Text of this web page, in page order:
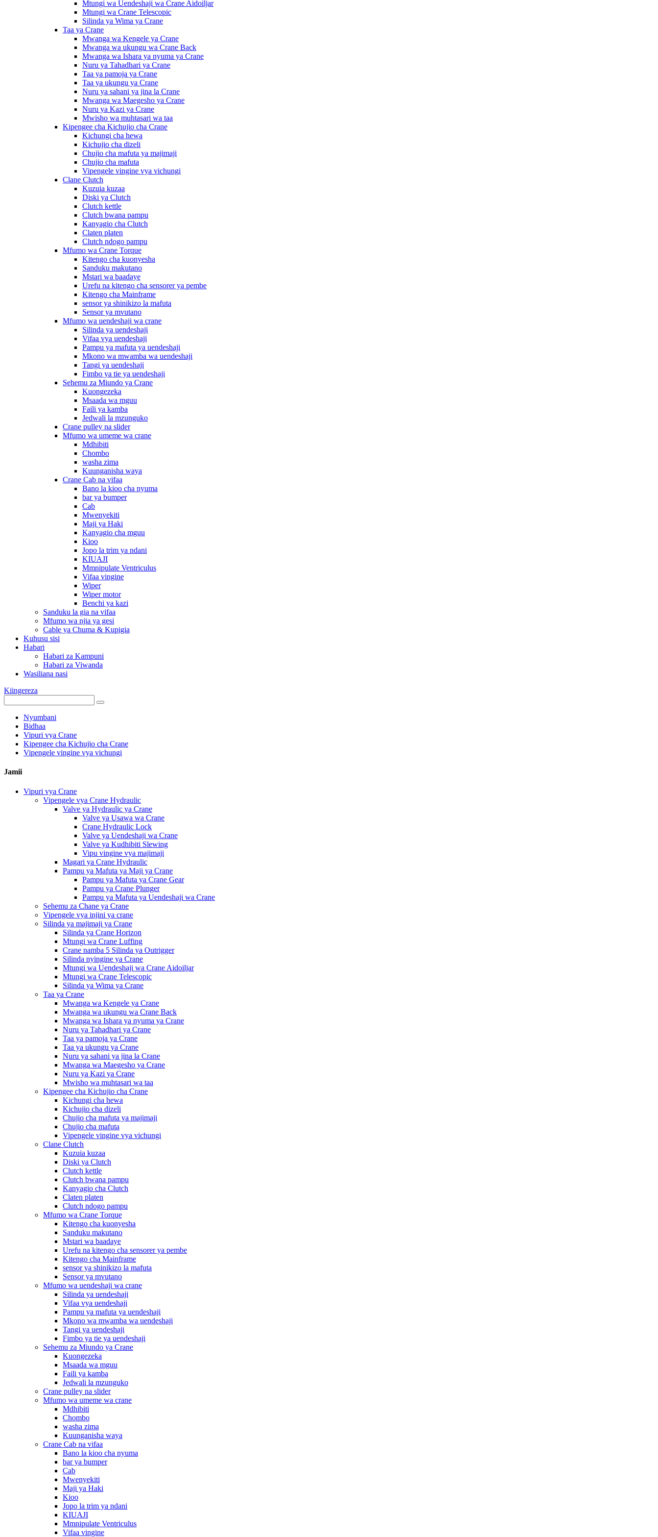
Mtungi wa Uendeshaji wa Crane Aidoiljar
Mtungi wa Crane Telescopic
Silinda ya Wima ya Crane
Taa ya Crane
Mwanga wa Kengele ya Crane
Mwanga wa ukungu wa Crane Back
Mwanga wa Ishara ya nyuma ya Crane
Nuru ya Tahadhari ya Crane
Taa ya pamoja ya Crane
Taa ya ukungu ya Crane
Nuru ya sahani ya jina la Crane
Mwanga wa Maegesho ya Crane
Nuru ya Kazi ya Crane
Mwisho wa muhtasari wa taa
Kipengee cha Kichujio cha Crane
Kichungi cha hewa
Kichujio cha dizeli
Chujio cha mafuta ya majimaji
Chujio cha mafuta
Vipengele vingine vya vichungi
Clane Clutch
Kuzuia kuzaa
Diski ya Clutch
Clutch kettle
Clutch bwana pampu
Kanyagio cha Clutch
Claten platen
Clutch ndogo pampu
Mfumo wa Crane Torque
Kitengo cha kuonyesha
Sanduku makutano
Mstari wa baadaye
Urefu na kitengo cha sensorer ya pembe
Kitengo cha Mainframe
sensor ya shinikizo la mafuta
Sensor ya mvutano
Mfumo wa uendeshaji wa crane
Silinda ya uendeshaji
Vifaa vya uendeshaji
Pampu ya mafuta ya uendeshaji
Mkono wa mwamba wa uendeshaji
Tangi ya uendeshaji
Fimbo ya tie ya uendeshaji
Sehemu za Miundo ya Crane
Kuongezeka
Msaada wa mguu
Faili ya kamba
Jedwali la mzunguko
Crane pulley na slider
Mfumo wa umeme wa crane
Mdhibiti
Chombo
washa zima
Kuunganisha waya
Crane Cab na vifaa
Bano la kioo cha nyuma
bar ya bumper
Cab
Mwenyekiti
Maji ya Haki
Kanyagio cha mguu
Kioo
Jopo la trim ya ndani
KIUAJI
Mmnipulate Ventriculus
Vifaa vingine
Wiper
Wiper motor
Benchi ya kazi
Sanduku la gia na vifaa
Mfumo wa njia ya gesi
Cable ya Chuma & Kupigia
Kuhusu sisi
Habari
Habari za Kampuni
Habari za Viwanda
Wasiliana nasi
Kiingereza
Nyumbani
Bidhaa
Vipuri vya Crane
Kipengee cha Kichujio cha Crane
Vipengele vingine vya vichungi
Jamii
Vipuri vya Crane
Vipengele vya Crane Hydraulic
Valve ya Hydraulic ya Crane
Valve ya Usawa wa Crane
Crane Hydraulic Lock
Valve ya Uendeshaji wa Crane
Valve ya Kudhibiti Slewing
Vipu vingine vya majimaji
Magari ya Crane Hydraulic
Pampu ya Mafuta ya Maji ya Crane
Pampu ya Mafuta ya Crane Gear
Pampu ya Crane Plunger
Pampu ya Mafuta ya Uendeshaji wa Crane
Sehemu za Chane ya Crane
Vipengele vya injini ya crane
Silinda ya majimaji ya Crane
Silinda ya Crane Horizon
Mtungi wa Crane Luffing
Crane namba 5 Silinda ya Outrigger
Silinda nyingine ya Crane
Mtungi wa Uendeshaji wa Crane Aidoiljar
Mtungi wa Crane Telescopic
Silinda ya Wima ya Crane
Taa ya Crane
Mwanga wa Kengele ya Crane
Mwanga wa ukungu wa Crane Back
Mwanga wa Ishara ya nyuma ya Crane
Nuru ya Tahadhari ya Crane
Taa ya pamoja ya Crane
Taa ya ukungu ya Crane
Nuru ya sahani ya jina la Crane
Mwanga wa Maegesho ya Crane
Nuru ya Kazi ya Crane
Mwisho wa muhtasari wa taa
Kipengee cha Kichujio cha Crane
Kichungi cha hewa
Kichujio cha dizeli
Chujio cha mafuta ya majimaji
Chujio cha mafuta
Vipengele vingine vya vichungi
Clane Clutch
Kuzuia kuzaa
Diski ya Clutch
Clutch kettle
Clutch bwana pampu
Kanyagio cha Clutch
Claten platen
Clutch ndogo pampu
Mfumo wa Crane Torque
Kitengo cha kuonyesha
Sanduku makutano
Mstari wa baadaye
Urefu na kitengo cha sensorer ya pembe
Kitengo cha Mainframe
sensor ya shinikizo la mafuta
Sensor ya mvutano
Mfumo wa uendeshaji wa crane
Silinda ya uendeshaji
Vifaa vya uendeshaji
Pampu ya mafuta ya uendeshaji
Mkono wa mwamba wa uendeshaji
Tangi ya uendeshaji
Fimbo ya tie ya uendeshaji
Sehemu za Miundo ya Crane
Kuongezeka
Msaada wa mguu
Faili ya kamba
Jedwali la mzunguko
Crane pulley na slider
Mfumo wa umeme wa crane
Mdhibiti
Chombo
washa zima
Kuunganisha waya
Crane Cab na vifaa
Bano la kioo cha nyuma
bar ya bumper
Cab
Mwenyekiti
Maji ya Haki
Kioo
Jopo la trim ya ndani
KIUAJI
Mmnipulate Ventriculus
Vifaa vingine